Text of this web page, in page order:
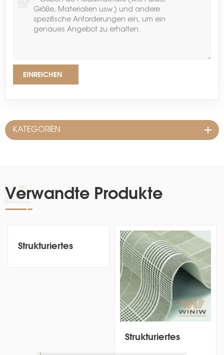
EINREICHEN
KATEGORIEN
Verwandte Produkte
Strukturiertes
Strukturiertes